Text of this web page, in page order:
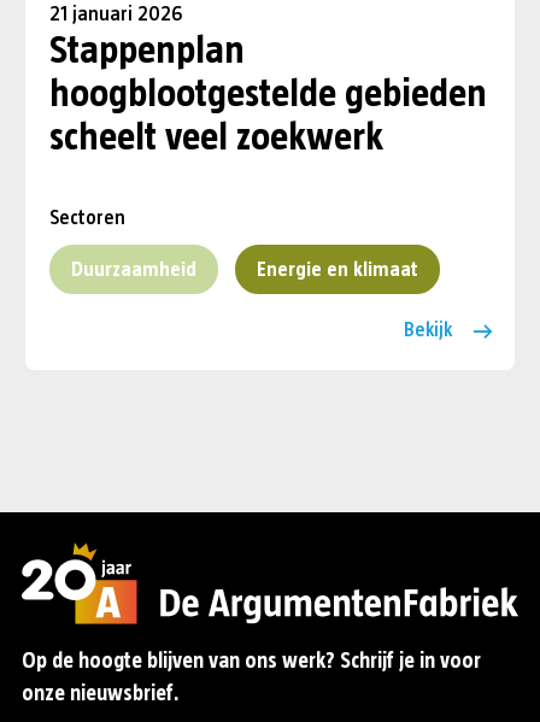
21 januari 2026
Stappenplan
hoogblootgestelde gebieden
scheelt veel zoekwerk
Sectoren
Duurzaamheid Energie en klimaat
Bekijk
Op de hoogte blijven van ons werk? Schrijf je in voor
onze nieuwsbrief.